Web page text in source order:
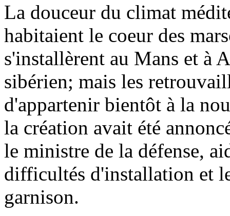
La douceur du climat
habitaient le coeur des
s'installèrent au Mans et à
sibérien; mais les
d'appartenir bientôt à la
la création avait été
le ministre de la défense,
difficultés d'installation et
garnison.